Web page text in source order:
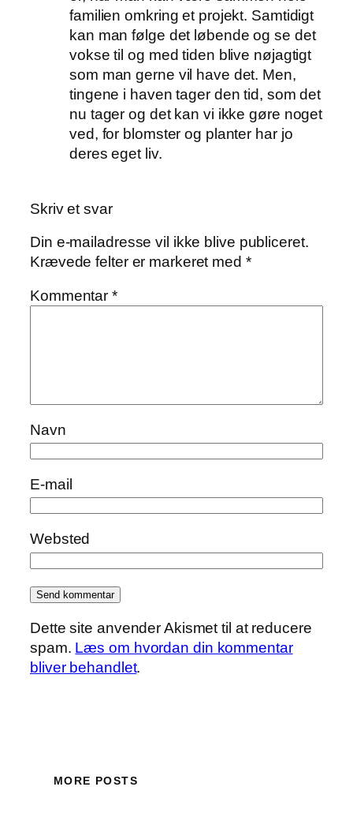
familien omkring et projekt. Samtidigt
kan man følge det løbende og se det
vokse til og med tiden blive nøjagtigt
som man gerne vil have det. Men,
tingene i haven tager den tid, som det
nu tager og det kan vi ikke gøre noget
ved, for blomster og planter har jo
deres eget liv.
Skriv et svar
Din e-mailadresse vil ikke blive publiceret.
Krævede felter er markeret med *
Kommentar*
Navn
E-mail
Websted
Dette site anvender Akismet til at reducere
spam. Læs om hvordan din kommentar
bliver behandlet.
MORE POSTS